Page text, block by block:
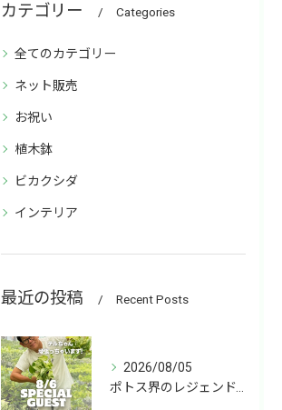
カテゴリー Categories
全てのカテゴリー
ネット販売
お祝い
植木鉢
ビカクシダ
インテリア
最近の投稿 Recent Posts
2026/08/05
ポトス界のレジェンド、COME BACK!!!